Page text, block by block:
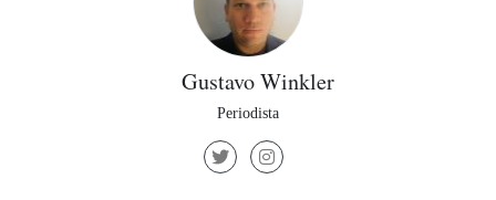
Gustavo Winkler
Periodista